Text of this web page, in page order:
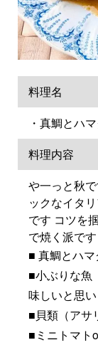
料理名
・真鯛とハ
料理内容
や一っと秋
ックなイタ
です コツを
で焼く派です
■ 真鯛とハ
■小ぶりな魚
味しいと思
■貝類（アサ
■ミニトマト